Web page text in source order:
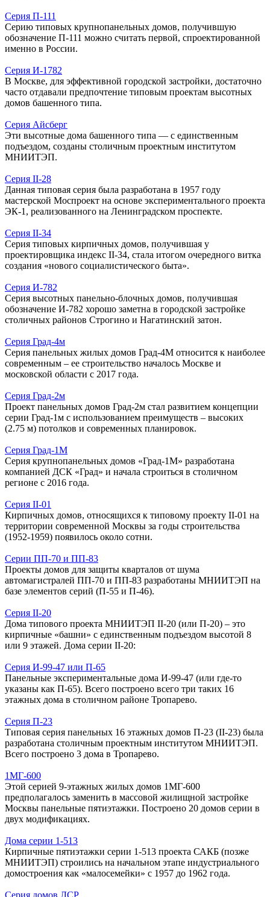
Серия П-111
Серию типовых крупнопанельных домов, получившую
обозначение П-111 можно считать первой, спроектированной
именно в России.
Серия И-1782
В Москве, для эффективной городской застройки, достаточно
часто отдавали предпочтение типовым проектам высотных
домов башенного типа.
Серия Айсберг
Эти высотные дома башенного типа — с единственным
подъездом, созданы столичным проектным институтом
МНИИТЭП.
Серия II-28
Данная типовая серия была разработана в 1957 году
мастерской Моспроект на основе экспериментального проекта
ЭК-1, реализованного на Ленинградском проспекте.
Серия II-34
Серия типовых кирпичных домов, получившая у
проектировщика индекс II-34, стала итогом очередного витка
создания «нового социалистического быта».
Серия И-782
Серия высотных панельно-блочных домов, получившая
обозначение И-782 хорошо заметна в городской застройке
столичных районов Строгино и Нагатинский затон.
Серия Град-4м
Серия панельных жилых домов Град-4М относится к наиболее
современным – ее строительство началось Москве и
московской области с 2017 года.
Серия Град-2м
Проект панельных домов Град-2м стал развитием концепции
серии Град-1м с использованием преимуществ – высоких
(2.75 м) потолков и современных планировок.
Серия Град-1М
Серия крупнопанельных домов «Град-1М» разработана
компанией ДСК «Град» и начала строиться в столичном
регионе с 2016 года.
Серия II-01
Кирпичных домов, относящихся к типовому проекту II-01 на
территории современной Москвы за годы строительства
(1952-1959) появилось около сотни.
Серии ПП-70 и ПП-83
Проекты домов для защиты кварталов от шума
автомагистралей ПП-70 и ПП-83 разработаны МНИИТЭП на
базе элементов серий (П-55 и П-46).
Серия II-20
Дома типового проекта МНИИТЭП II-20 (или П-20) – это
кирпичные «башни» с единственным подъездом высотой 8
или 9 этажей. Дома серии II-20:
Серия И-99-47 или П-65
Панельные экспериментальные дома И-99-47 (или где-то
указаны как П-65). Всего построено всего три таких 16
этажных дома в столичном районе Тропарево.
Серия П-23
Типовая серия панельных 16 этажных домов П-23 (II-23) была
разработана столичным проектным институтом МНИИТЭП.
Всего построено 3 дома в Тропарево.
1МГ-600
Этой серией 9-этажных жилых домов 1МГ-600
предполагалось заменить в массовой жилищной застройке
Москвы панельные пятиэтажки. Построено 20 домов серии в
двух модификациях.
Дома серии 1-513
Кирпичные пятиэтажки серии 1-513 проекта САКБ (позже
МНИИТЭП) строились на начальном этапе индустриального
домостроения как «малосемейки» с 1957 до 1962 года.
Серия домов ЛСР